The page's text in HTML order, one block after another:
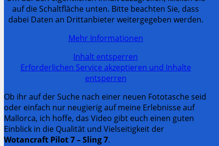
auf die Schaltfläche unten. Bitte beachten Sie, dass
dabei Daten an Drittanbieter weitergegeben werden.
Mehr Informationen
Inhalt entsperren
Erforderlichen Service akzeptieren und Inhalte
entsperren
Ob ihr auf der Suche nach einer neuen Fototasche seid
oder einfach nur neugierig auf meine Erlebnisse auf
Mallorca, ich hoffe, das Video gibt euch einen guten
Einblick in die Qualität und Vielseitigkeit der
Wotancraft Pilot 7 – Sling 7.